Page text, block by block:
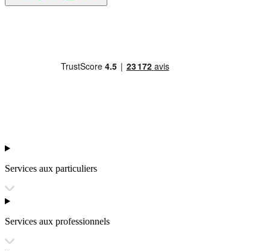
Services aux particuliers
Services aux professionnels